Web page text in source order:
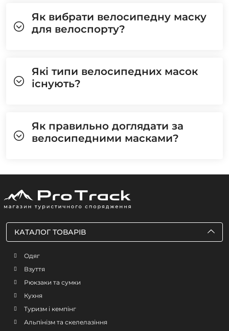
Як вибрати велосипедну маску
для велоспорту?
Які типи велосипедних масок
існують?
Як правильно доглядати за
велосипедними масками?
КАТАЛОГ ТОВАРІВ
Одяг
Взуття
Рюкзаки та сумки
Кухня
Туризм і кемпінг
Альпінізм та скелелазіння